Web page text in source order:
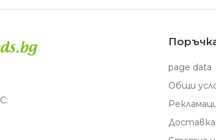
page data
Общи
Доставка